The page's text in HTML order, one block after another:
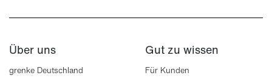
Über uns
grenke Deutschland
Gut zu wissen
Für Kunden